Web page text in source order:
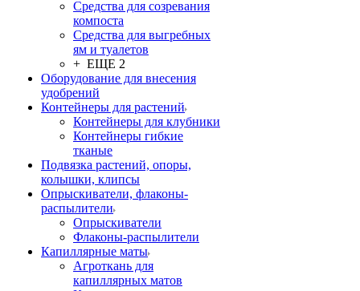
Средства для созревания
компоста
Средства для выгребных
ям и туалетов
+ ЕЩЕ 2
Оборудование для внесения
удобрений
Контейнеры для растений
Контейнеры для клубники
Контейнеры гибкие
тканые
Подвязка растений, опоры,
колышки, клипсы
Опрыскиватели, флаконы-
распылители
Опрыскиватели
Флаконы-распылители
Капиллярные маты
Агроткань для
капиллярных матов